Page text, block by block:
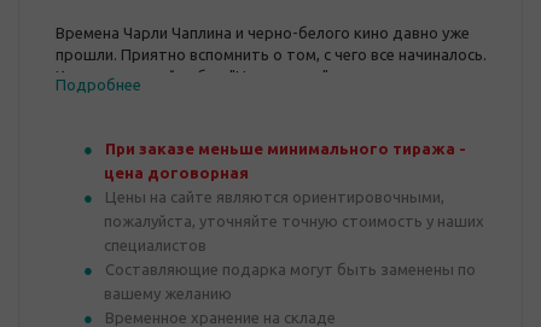
Времена Чарли Чаплина и черно-белого кино давно уже
прошли. Приятно вспомнить о том, с чего все начиналось.
Корпоративный набор "Немое кино" мгновенно перенесет
вас в мир кинематографа. За чашкой ароматного кофе и
можно скоротать вечер.
Подробнее
При заказе меньше минимального тиража -
цена договорная
Цены на сайте являются ориентировочными,
пожалуйста, уточняйте точную стоимость у наших
специалистов
Составляющие подарка могут быть заменены по
вашему желанию
Временное хранение на складе